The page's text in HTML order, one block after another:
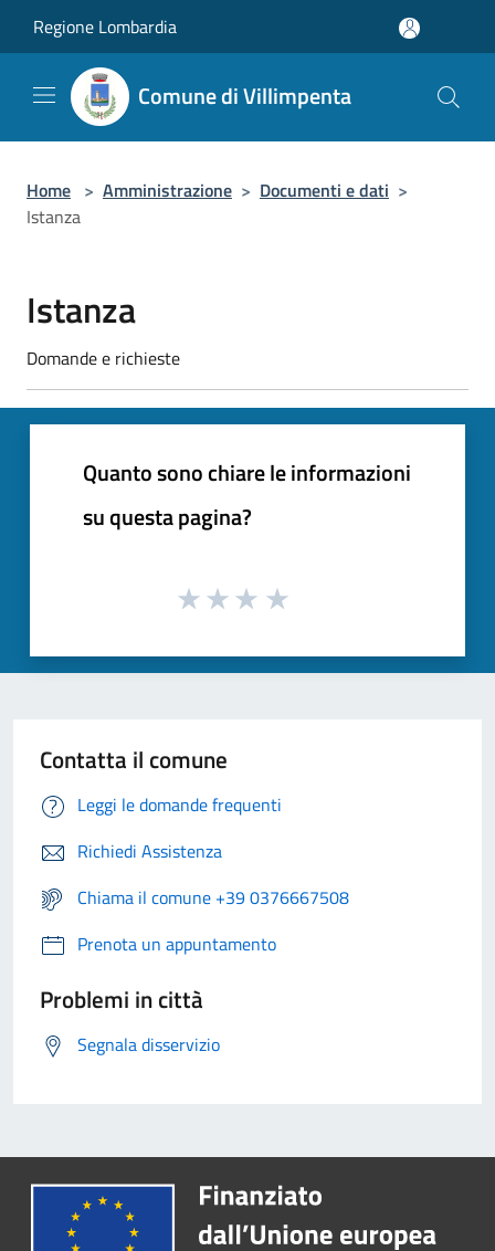
Regione Lombardia
Comune di Villimpenta
Home > Amministrazione > Documenti e dati >
Istanza
Istanza
Domande e richieste
Quanto sono chiare le informazioni
su questa pagina?
Contatta il comune
Leggi le domande frequenti
Richiedi Assistenza
Chiama il comune +39 0376667508
Prenota un appuntamento
Problemi in città
Segnala disservizio